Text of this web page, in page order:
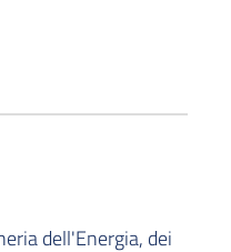
dell'Energia, dei